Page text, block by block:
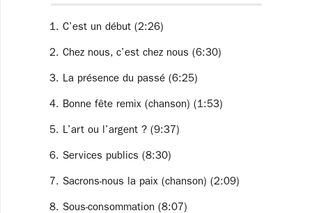
C’est un début (2:26)
Chez nous, c’est chez nous (6:30)
La présence du passé (6:25)
Bonne fête remix (chanson) (1:53)
L’art ou l’argent ? (9:37)
Services publics (8:30)
Sacrons-nous la paix (chanson) (2:09)
Sous-consommation (8:07)